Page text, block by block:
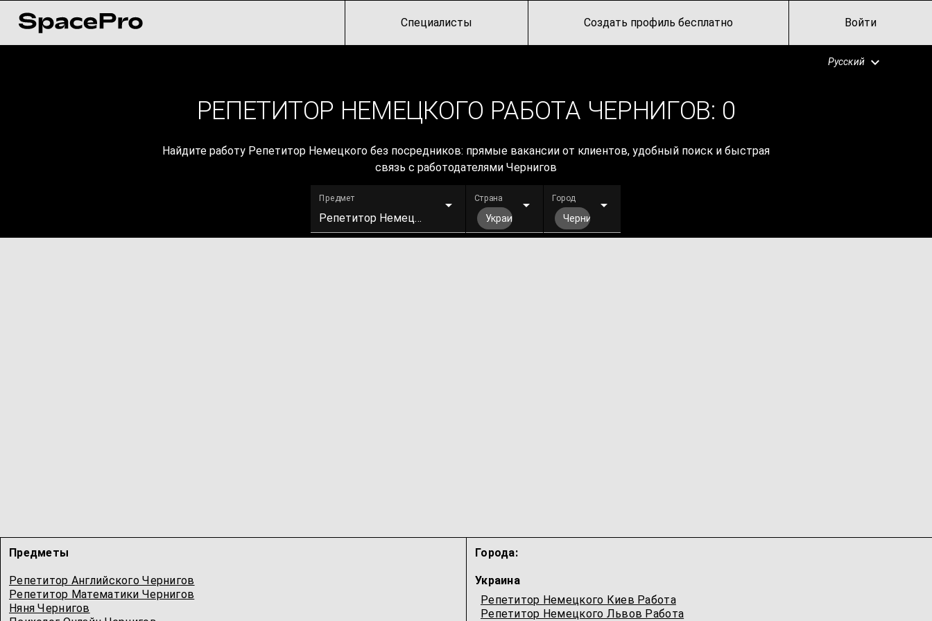
Специалисты Создать профиль бесплатно Войти
Русский
РЕПЕТИТОР НЕМЕЦКОГО РАБОТА ЧЕРНИГОВ: 0
Найдите работу Репетитор Немецкого без посредников: прямые вакансии от клиентов, удобный поиск и быстрая
связь с работодателями Чернигов
Предмет
Репетитор Немецкого
Страна
Украина
Город
Чернигов
Предметы
Репетитор Английского Чернигов
Репетитор Математики Чернигов
Няня Чернигов
Города:
Украина
Репетитор Немецкого Киев Работа
Репетитор Немецкого Львов Работа